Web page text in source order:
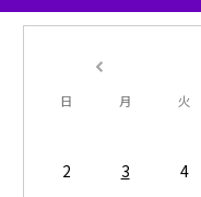
日 月 火
2
3 4